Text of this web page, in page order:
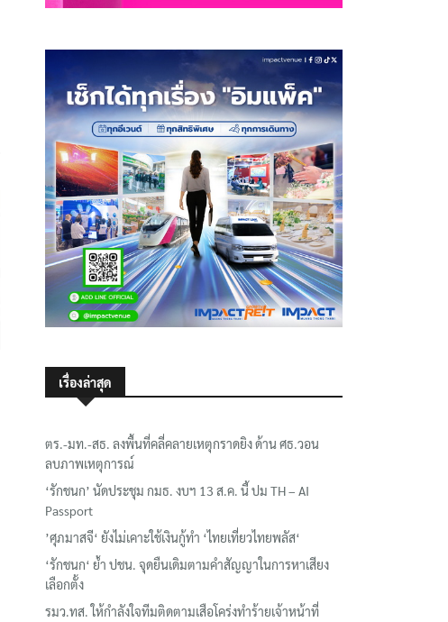
เรื่องล่าสุด
ตร.-มท.-สธ. ลงพื้นที่คลี่คลายเหตุกราดยิง ด้าน ศธ.วอน
ลบภาพเหตุการณ์
‘รักชนก’ นัดประชุม กมธ. งบฯ 13 ส.ค. นี้ ปม TH – AI
Passport
’ศุภมาสจี‘ ยังไม่เคาะใช้เงินกู้ทำ ‘ไทยเที่ยวไทยพลัส‘
‘รักชนก‘ ย้ำ ปชน. จุดยืนเดิมตามคำสัญญาในการหาเสียง
เลือกตั้ง
รมว.ทส. ให้กำลังใจทีมติดตามเสือโคร่งทำร้ายเจ้าหน้าที่